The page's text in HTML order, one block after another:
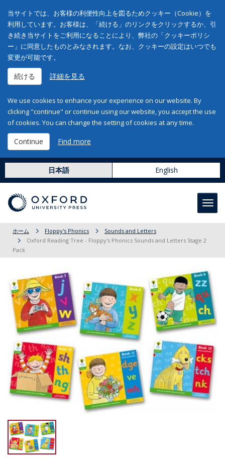
当サイトでは、お客様の利便性向上を図るためクッキー（Cookie）を
利用しています。お客様は、「続ける」のリンクをクリックするか、引
き続き当サイトをご利用になることにより、弊社の「クッキーポリシ
ー」に同意したものとみなされます。なお、クッキーの設定はいつでも
変更が可能です。
続ける 詳細を見る
We use cookies to enhance your experience on our website. By
clicking "continue" or continue using our website, you accept the use
of cookies. You can change the setting of cookies at any time.
Continue Find more
日本語 English
ホーム Floppy's Phonics
Sounds and Letters
Oxford Reading Tree - Floppy's Phonics Sounds and Letters Stage 2
Pack